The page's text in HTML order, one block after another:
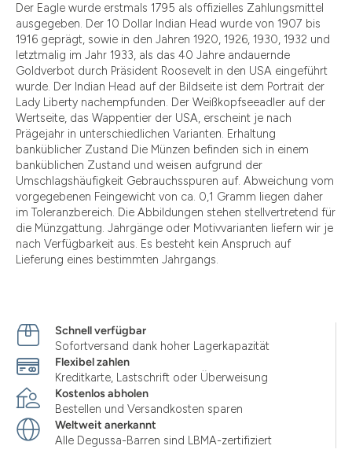
Der Eagle wurde erstmals 1795 als offizielles Zahlungsmittel
ausgegeben. Der 10 Dollar Indian Head wurde von 1907 bis
1916 geprägt, sowie in den Jahren 1920, 1926, 1930, 1932 und
letztmalig im Jahr 1933, als das 40 Jahre andauernde
Goldverbot durch Präsident Roosevelt in den USA eingeführt
wurde. Der Indian Head auf der Bildseite ist dem Portrait der
Lady Liberty nachempfunden. Der Weißkopfseeadler auf der
Wertseite, das Wappentier der USA, erscheint je nach
Prägejahr in unterschiedlichen Varianten. Erhaltung
banküblicher Zustand Die Münzen befinden sich in einem
banküblichen Zustand und weisen aufgrund der
Umschlagshäufigkeit Gebrauchsspuren auf. Abweichung vom
vorgegebenen Feingewicht von ca. 0,1 Gramm liegen daher
im Toleranzbereich. Die Abbildungen stehen stellvertretend für
die Münzgattung. Jahrgänge oder Motivvarianten liefern wir je
nach Verfügbarkeit aus. Es besteht kein Anspruch auf
Lieferung eines bestimmten Jahrgangs.
Schnell verfügbar
Sofortversand dank hoher Lagerkapazität
Flexibel zahlen
Kreditkarte, Lastschrift oder Überweisung
Kostenlos abholen
Bestellen und Versandkosten sparen
Weltweit anerkannt
Alle Degussa-Barren sind LBMA-zertifiziert